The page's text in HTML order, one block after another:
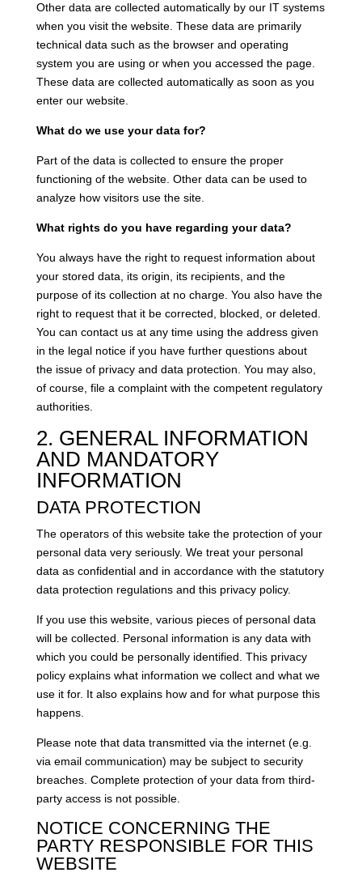
Other data are collected automatically by our IT systems
when you visit the website. These data are primarily
technical data such as the browser and operating
system you are using or when you accessed the page.
These data are collected automatically as soon as you
enter our website.
What do we use your data for?
Part of the data is collected to ensure the proper
functioning of the website. Other data can be used to
analyze how visitors use the site.
What rights do you have regarding your data?
You always have the right to request information about
your stored data, its origin, its recipients, and the
purpose of its collection at no charge. You also have the
right to request that it be corrected, blocked, or deleted.
You can contact us at any time using the address given
in the legal notice if you have further questions about
the issue of privacy and data protection. You may also,
of course, file a complaint with the competent regulatory
authorities.
2. GENERAL INFORMATION
AND MANDATORY
INFORMATION
DATA PROTECTION
The operators of this website take the protection of your
personal data very seriously. We treat your personal
data as confidential and in accordance with the statutory
data protection regulations and this privacy policy.
If you use this website, various pieces of personal data
will be collected. Personal information is any data with
which you could be personally identified. This privacy
policy explains what information we collect and what we
use it for. It also explains how and for what purpose this
happens.
Please note that data transmitted via the internet (e.g.
via email communication) may be subject to security
breaches. Complete protection of your data from third-
party access is not possible.
NOTICE CONCERNING THE
PARTY RESPONSIBLE FOR THIS
WEBSITE